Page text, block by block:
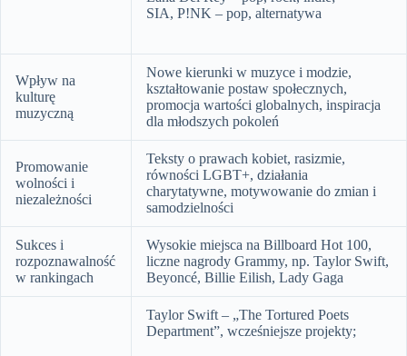
SIA, P!NK – pop, alternatywa
Wpływ na
kulturę
muzyczną
Nowe kierunki w muzyce i modzie,
kształtowanie postaw społecznych,
promocja wartości globalnych, inspiracja
dla młodszych pokoleń
Promowanie
wolności i
niezależności
Teksty o prawach kobiet, rasizmie,
równości LGBT+, działania
charytatywne, motywowanie do zmian i
samodzielności
Sukces i
rozpoznawalność
w rankingach
Wysokie miejsca na Billboard Hot 100,
liczne nagrody Grammy, np. Taylor Swift,
Beyoncé, Billie Eilish, Lady Gaga
Taylor Swift – „The Tortured Poets
Department”, wcześniejsze projekty;